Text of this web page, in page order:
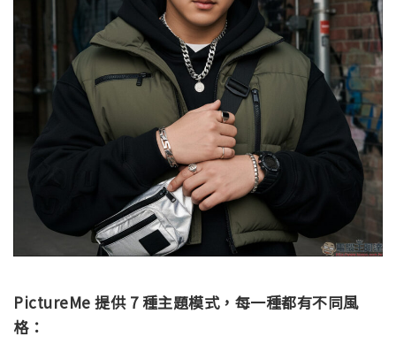
PictureMe 提供 7 種主題模式，每一種都有不同風
格：